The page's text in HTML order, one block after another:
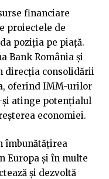
financiare
proiectele de
poziția pe piață.
Bank România și
direcția consolidării
oferind IMM-urilor
atinge potențialul
economiei.
îmbunătățirea
Europa și în multe
și dezvoltă